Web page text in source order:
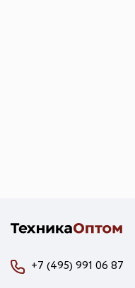
+7 (495) 991 06 87